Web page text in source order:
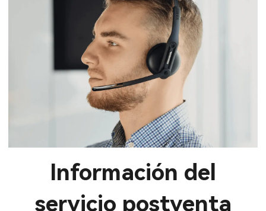
Información del
servicio postventa